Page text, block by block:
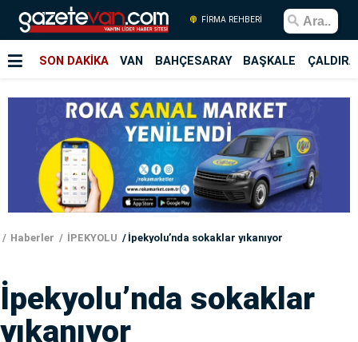
FİRMA REHBERİ
SON DAKİKA VAN BAHÇESARAY BAŞKALE
Haberler İPEKYOLU İpekyolu’nda sokaklar yıkanıyor
İpekyolu’nda sokaklar
yıkanıyor